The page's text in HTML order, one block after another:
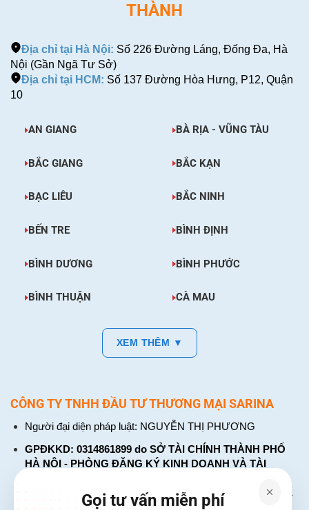
THÀNH
Địa chỉ tại Hà Nội: Số 226 Đường Láng, Đống Đa, Hà
Nội (Gần Ngã Tư Sở)
Địa chỉ tại HCM: Số 137 Đường Hòa Hưng, P12, Quận
10
AN GIANG BÀ RỊA - VŨNG TÀU
BẮC GIANG BẮC KẠN
BẠC LIÊU BẮC NINH
BẾN TRE BÌNH ĐỊNH
BÌNH DƯƠNG BÌNH PHƯỚC
BÌNH THUẬN CÀ MAU
XEM THÊM ▼
CÔNG TY TNHH ĐẦU TƯ THƯƠNG MẠI SARINA
Người đại diện pháp luật: NGUYỄN THỊ PHƯƠNG
GPĐKKD: 0314861899 do SỞ TÀI CHÍNH THÀNH PHỐ
HÀ NỘI - PHÒNG ĐĂNG KÝ KINH DOANH VÀ TÀI
CHÍNH DOANH NGHIỆP cấp. Đăng ký lần đầu: ngày 26
tháng 01 năm 2018. Đăng ký thay đổi lần thứ: 4, ngày 31
tháng 03 năm 2026Gọi tư vấn miễn phí